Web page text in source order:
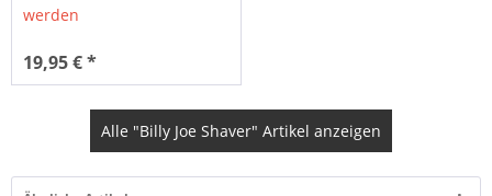
werden
19,95 € *
Alle "Billy Joe Shaver" Artikel anzeigen